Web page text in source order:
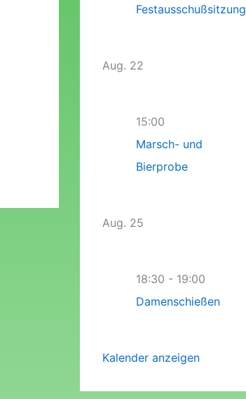
Festausschußsitzung
Aug. 22
15:00
Marsch- und
Bierprobe
Aug. 25
18:30 - 19:00
Damenschießen
Kalender anzeigen